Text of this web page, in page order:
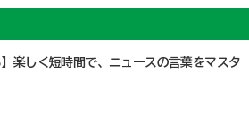
】楽しく短時間で、ニュースの言葉をマスタ